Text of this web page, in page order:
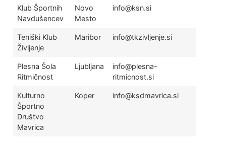
Klub Športnih
Navdušencev
Novo
Mesto
info@ksn.si
Teniški Klub
Življenje
Maribor info@tkzivljenje.si
Plesna Šola
Ritmičnost
Ljubljana
info@plesna-
ritmicnost.si
Kulturno
Športno
Društvo
Mavrica
Koper info@ksdmavrica.si